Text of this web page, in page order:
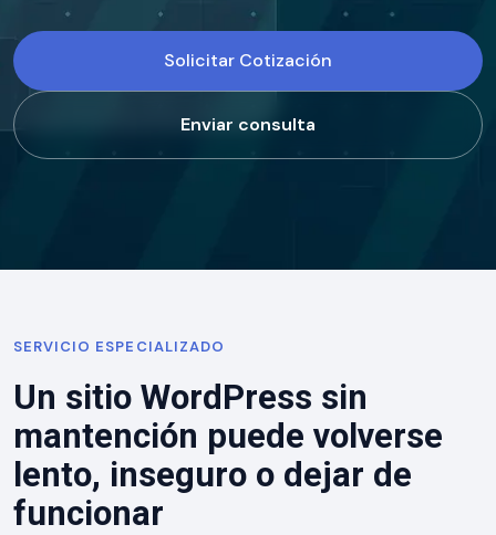
Solicitar Cotización
Enviar consulta
SERVICIO ESPECIALIZADO
Un sitio WordPress sin
mantención puede volverse
lento, inseguro o dejar de
funcionar